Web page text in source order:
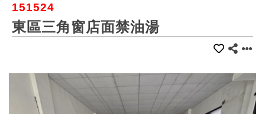
151524
東區三角窗店面禁油湯